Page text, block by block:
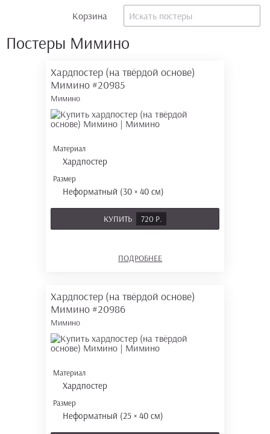
Корзина
Постеры Мимино
Хардпостер (на твёрдой основе)
Мимино #20985
Мимино
Материал
Хардпостер
Размер
Неформатный (30 × 40 см)
КУПИТЬ 720 Р.
ПОДРОБНЕЕ
Хардпостер (на твёрдой основе)
Мимино #20986
Мимино
Материал
Хардпостер
Размер
Неформатный (25 × 40 см)